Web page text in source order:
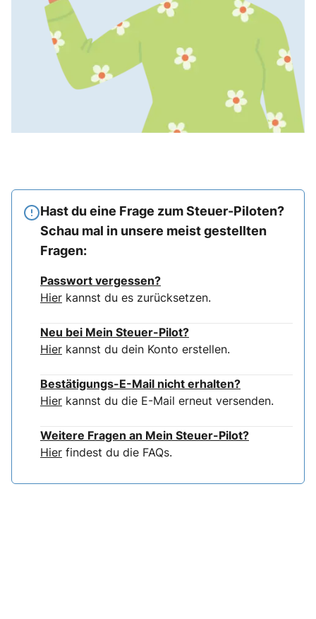
Hast du eine Frage zum Steuer-Piloten?
Schau mal in unsere meist gestellten
Fragen:
Passwort vergessen?
Hier kannst du es zurücksetzen.
Neu bei Mein Steuer-Pilot?
Hier kannst du dein Konto erstellen.
Bestätigungs-E-Mail nicht erhalten?
Hier kannst du die E-Mail erneut versenden.
Weitere Fragen an Mein Steuer-Pilot?
Hier findest du die FAQs.